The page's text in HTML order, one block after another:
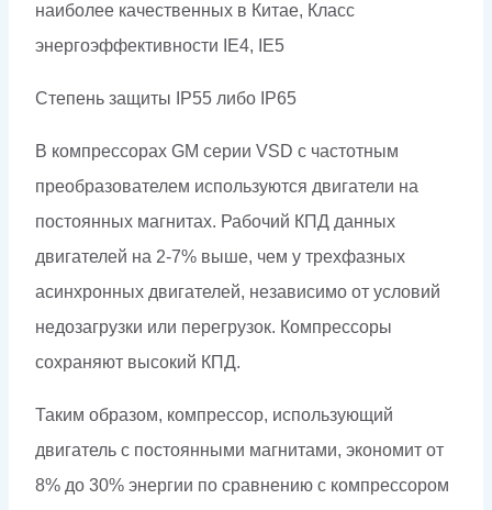
наиболее качественных в Китае, Класс
энергоэффективности IE4, IE5
Степень защиты IP55 либо IP65
В компрессорах GM серии VSD с частотным
преобразователем используются двигатели на
постоянных магнитах. Рабочий КПД данных
двигателей на 2-7% выше, чем у трехфазных
асинхронных двигателей, независимо от условий
недозагрузки или перегрузок. Компрессоры
сохраняют высокий КПД.
Таким образом, компрессор, использующий
двигатель с постоянными магнитами, экономит от
8% до 30% энергии по сравнению с компрессором